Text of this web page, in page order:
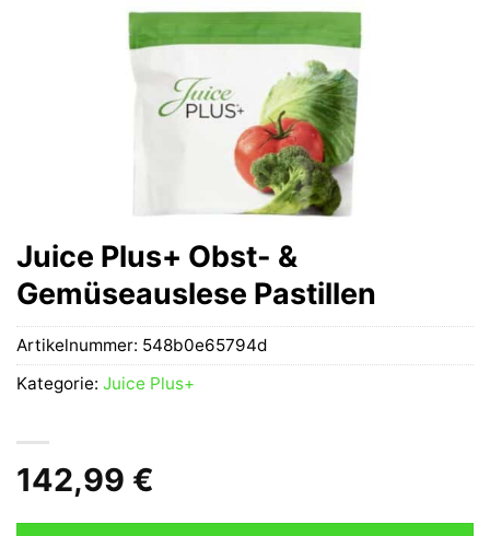
Juice Plus+ Obst- &
Gemüseauslese Pastillen
142,99 €
Artikelnummer: 548b0e65794d
Kategorie: Juice Plus+